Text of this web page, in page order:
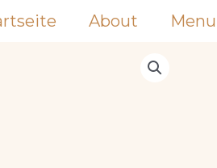
About Menu